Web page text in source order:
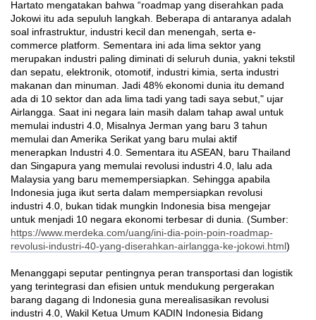
Hartato mengatakan bahwa “roadmap yang diserahkan pada
Jokowi itu ada sepuluh langkah. Beberapa di antaranya adalah
soal infrastruktur, industri kecil dan menengah, serta e-
commerce platform. Sementara ini ada lima sektor yang
merupakan industri paling diminati di seluruh dunia, yakni tekstil
dan sepatu, elektronik, otomotif, industri kimia, serta industri
makanan dan minuman. Jadi 48% ekonomi dunia itu demand
ada di 10 sektor dan ada lima tadi yang tadi saya sebut," ujar
Airlangga. Saat ini negara lain masih dalam tahap awal untuk
memulai industri 4.0, Misalnya Jerman yang baru 3 tahun
memulai dan Amerika Serikat yang baru mulai aktif
menerapkan Industri 4.0. Sementara itu ASEAN, baru Thailand
dan Singapura yang memulai revolusi industri 4.0, lalu ada
Malaysia yang baru memempersiapkan. Sehingga apabila
Indonesia juga ikut serta dalam mempersiapkan revolusi
industri 4.0, bukan tidak mungkin Indonesia bisa mengejar
untuk menjadi 10 negara ekonomi terbesar di dunia. (Sumber:
https://www.merdeka.com/uang/ini-dia-poin-poin-roadmap-
revolusi-industri-40-yang-diserahkan-airlangga-ke-jokowi.html)
Menanggapi seputar pentingnya peran transportasi dan logistik
yang terintegrasi dan efisien untuk mendukung pergerakan
barang dagang di Indonesia guna merealisasikan revolusi
industri 4.0, Wakil Ketua Umum KADIN Indonesia Bidang